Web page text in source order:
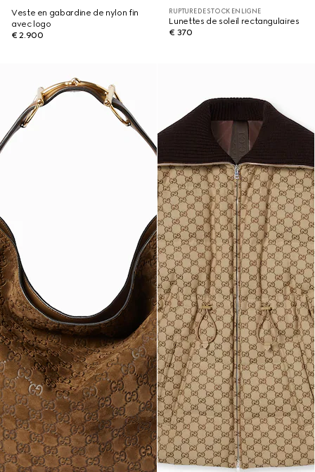
Veste en gabardine de nylon fin
avec logo
€ 2.900
RUPTURE DE STOCK EN LIGNE
Lunettes de soleil rectangulaires
€ 370